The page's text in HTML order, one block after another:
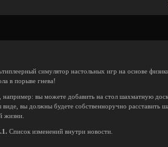
симулятор настольных игр на основе
в порыве гнева!
например: вы можете добавить на стол шахматную
виде, вы должны будете собственноручно расставить
жизни.
Список изменений внутри новости.